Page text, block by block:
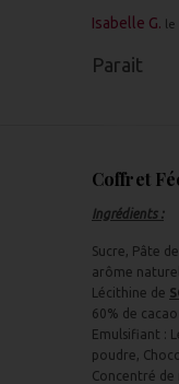
Isabelle G.
Parait
Coffret
Ingrédients :
Sucre, Pâte
arôme
Lécithine de
60% de
Emulsifiant :
poudre,
Concentré de